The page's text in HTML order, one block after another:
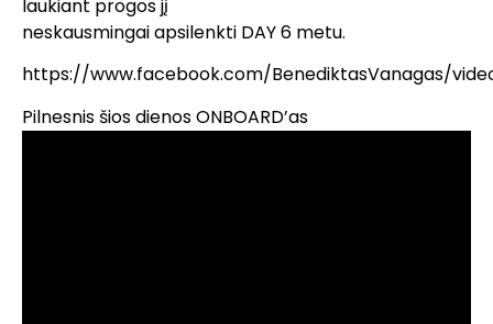
laukiant progos jį
neskausmingai apsilenkti DAY 6 metu.
https://www.facebook.com/BenediktasVanagas/
Pilnesnis šios dienos ONBOARD’as